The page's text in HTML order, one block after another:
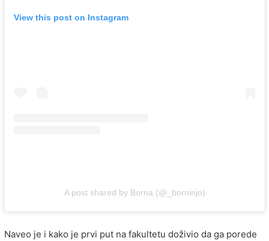
View this post on Instagram
A post shared by Borna (@_borninjo)
Naveo je i kako je prvi put na fakultetu doživio da ga porede